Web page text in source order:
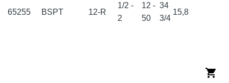
65255 BSPT 12-R
1/2 -
2
12 -
50
34
3/4
15,8